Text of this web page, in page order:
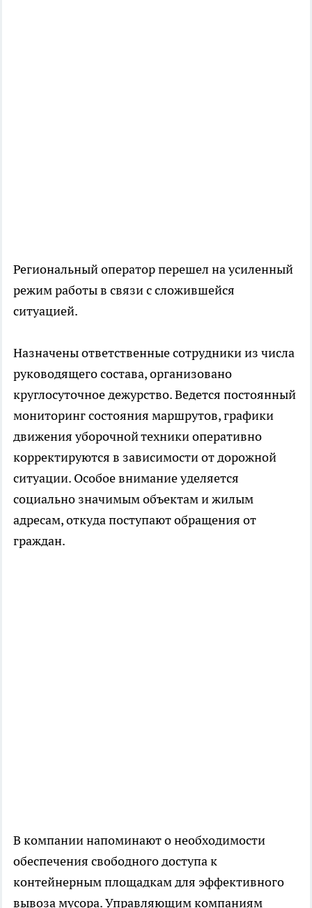
Региональный оператор перешел на усиленный
режим работы в связи с сложившейся
ситуацией.
Назначены ответственные сотрудники из числа
руководящего состава, организовано
круглосуточное дежурство. Ведется постоянный
мониторинг состояния маршрутов, графики
движения уборочной техники оперативно
корректируются в зависимости от дорожной
ситуации. Особое внимание уделяется
социально значимым объектам и жилым
адресам, откуда поступают обращения от
граждан.
В компании напоминают о необходимости
обеспечения свободного доступа к
контейнерным площадкам для эффективного
вывоза мусора. Управляющим компаниям